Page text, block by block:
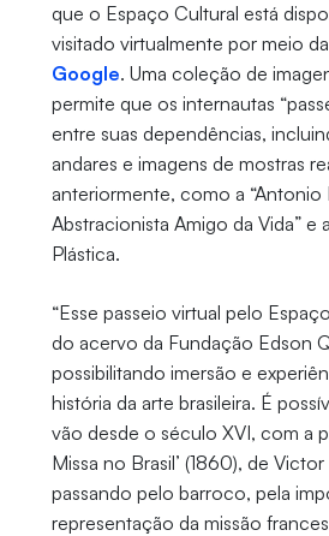
que o Espaço Cultural está
visitado virtualmente por meio da
Google. Uma coleção de
permite que os internautas
entre suas dependências,
andares e imagens de mostras
anteriormente, como a “Antonio
Abstracionista Amigo da Vida” e
Plástica.
“Esse passeio virtual pelo
do acervo da Fundação Edson
possibilitando imersão e
história da arte brasileira. É
vão desde o século XVI, com a
Missa no Brasil’ (1860), de
passando pelo barroco, pela
representação da missão